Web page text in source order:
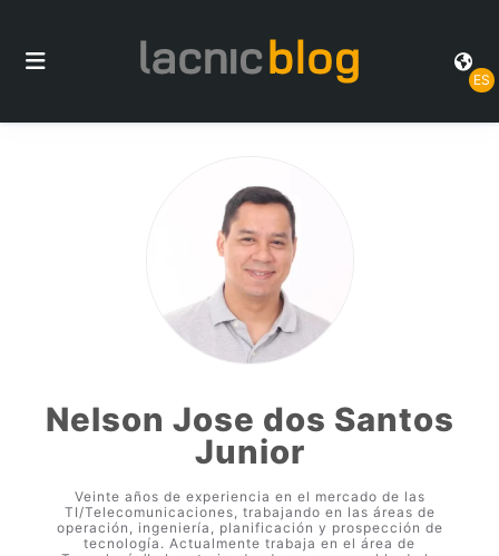
ES
Nelson Jose dos Santos
Junior
Veinte años de experiencia en el mercado de las
TI/Telecomunicaciones, trabajando en las áreas de
operación, ingeniería, planificación y prospección de
tecnología. Actualmente trabaja en el área de